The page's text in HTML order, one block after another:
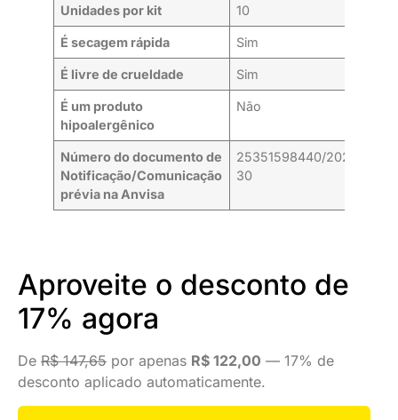
Unidades por kit 10
É secagem rápida Sim
É livre de crueldade Sim
É um produto
hipoalergênico
Não
Número do documento de
Notificação/Comunicação
prévia na Anvisa
25351598440/2023-
30
Aproveite o desconto de
17% agora
De R$ 147,65 por apenas R$ 122,00 — 17% de
desconto aplicado automaticamente.